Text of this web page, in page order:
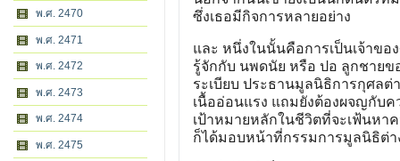
พ.ศ. 2470
พ.ศ. 2471
พ.ศ. 2472
พ.ศ. 2473
พ.ศ. 2474
พ.ศ. 2475
ซึ่งเธอมีกิจการหลายอย่าง
และ หนึ่งในนั้นคือการเป็นเจ้าข
รู้จักกับ นพดนัย หรือ ปอ ลูกชายข
ระเบียบ ประธานมูลนิธิการกุศลต่
เนื้ออ่อนแรง แถมยังต้องผจญกับ
เป้าหมายหลักในชีวิตที่จะเฟ้นห
ก็ได้มอบหน้าที่กรรมการมูลนิธิต่า